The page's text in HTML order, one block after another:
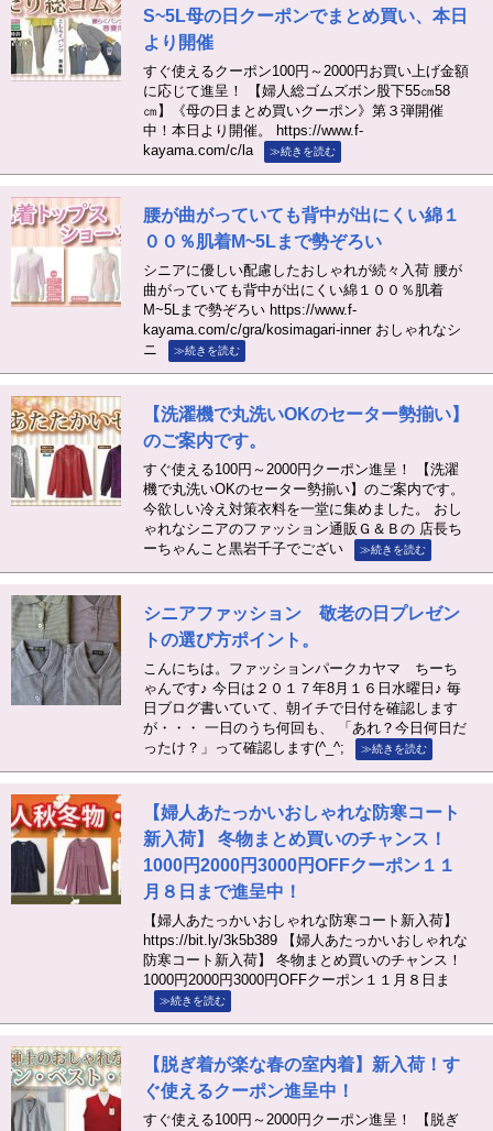
S~5L母の日クーポンでまとめ買い、本日
より開催
すぐ使えるクーポン100円～2000円お買い上げ金額
に応じて進呈！ 【婦人総ゴムズボン股下55㎝58
㎝】《母の日まとめ買いクーポン》第３弾開催
中！本日より開催。 https://www.f-
kayama.com/c/la
≫続きを読む
腰が曲がっていても背中が出にくい綿１
００％肌着M~5Lまで勢ぞろい
シニアに優しい配慮したおしゃれが続々入荷 腰が
曲がっていても背中が出にくい綿１００％肌着
M~5Lまで勢ぞろい https://www.f-
kayama.com/c/gra/kosimagari-inner おしゃれなシ
ニ
≫続きを読む
【洗濯機で丸洗いOKのセーター勢揃い】
のご案内です。
すぐ使える100円～2000円クーポン進呈！ 【洗濯
機で丸洗いOKのセーター勢揃い】のご案内です。
今欲しい冷え対策衣料を一堂に集めました。 おし
ゃれなシニアのファッション通販Ｇ＆Ｂの 店長ち
ーちゃんこと黒岩千子でござい
≫続きを読む
シニアファッション 敬老の日プレゼン
トの選び方ポイント。
こんにちは。ファッションパークカヤマ ちーち
ゃんです♪ 今日は２０１７年8月１６日水曜日♪ 毎
日ブログ書いていて、朝イチで日付を確認します
が・・・ 一日のうち何回も、 「あれ？今日何日だ
ったけ？」って確認します(^_^;
≫続きを読む
【婦人あたっかいおしゃれな防寒コート
新入荷】 冬物まとめ買いのチャンス！
1000円2000円3000円OFFクーポン１１
月８日まで進呈中！
【婦人あたっかいおしゃれな防寒コート新入荷】
https://bit.ly/3k5b389 【婦人あたっかいおしゃれな
防寒コート新入荷】 冬物まとめ買いのチャンス！
1000円2000円3000円OFFクーポン１１月８日ま
≫続きを読む
【脱ぎ着が楽な春の室内着】新入荷！す
ぐ使えるクーポン進呈中！
すぐ使える100円～2000円クーポン進呈！ 【脱ぎ